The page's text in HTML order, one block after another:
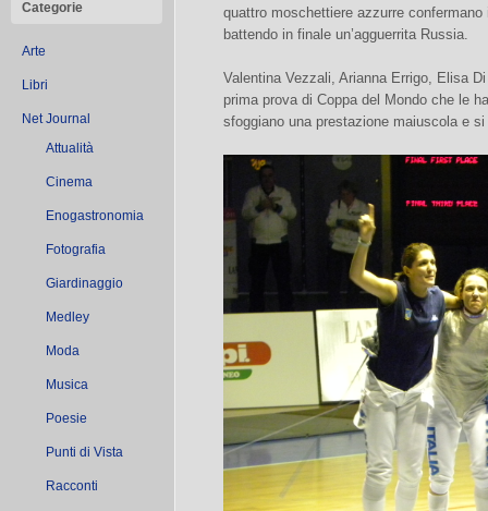
Categorie
Arte
Libri
Net Journal
Attualità
Cinema
Enogastronomia
Fotografia
Giardinaggio
Medley
Moda
Musica
Poesie
Punti di Vista
Racconti
quattro moschettiere azzurre
battendo in finale un’agguerrita Russia.
Valentina Vezzali, Arianna Errigo, Elisa
prima prova di Coppa del Mondo che le
sfoggiano una prestazione maiuscola e